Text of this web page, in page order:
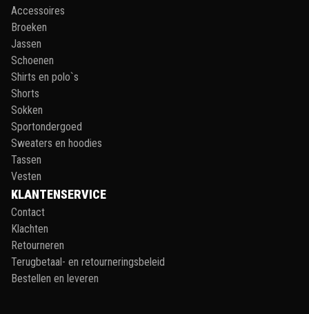
Accessoires
Broeken
Jassen
Schoenen
Shirts en polo`s
Shorts
Sokken
Sportondergoed
Sweaters en hoodies
Tassen
Vesten
KLANTENSERVICE
Contact
Klachten
Retourneren
Terugbetaal- en retourneringsbeleid
Bestellen en leveren